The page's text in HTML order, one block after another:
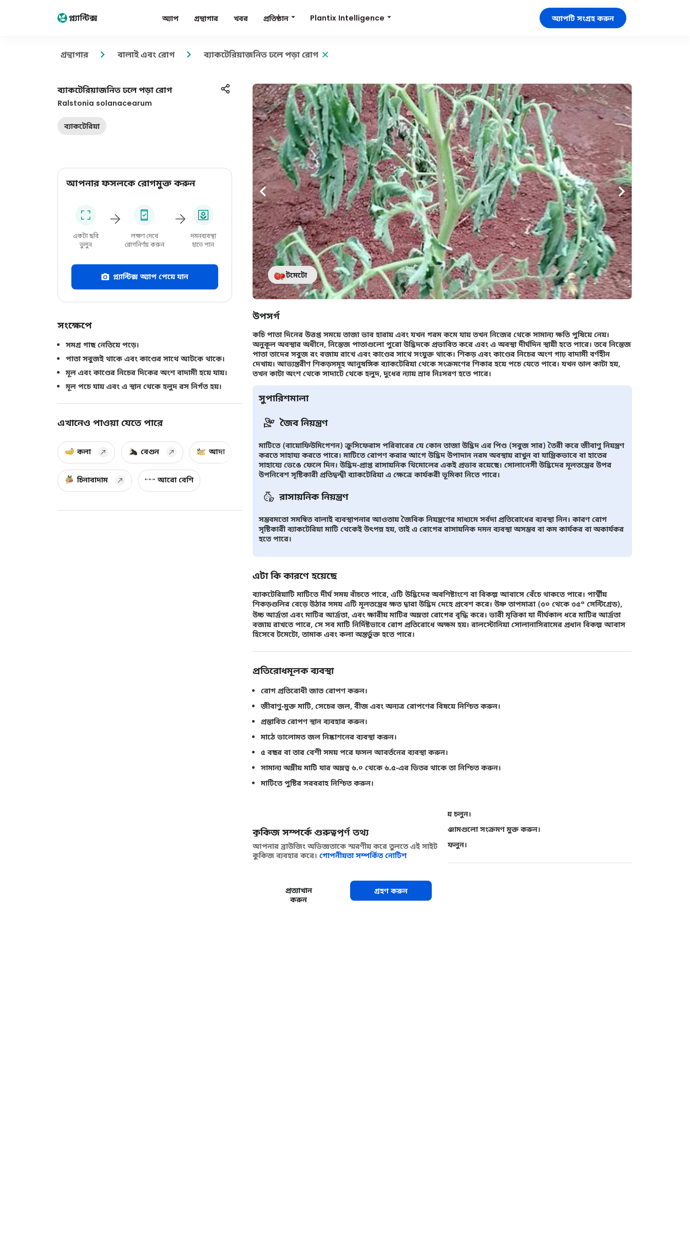
অ্যাপ গ্রন্থাগার খবর প্রতিষ্ঠান Plantix Intelligence অ্যাপটি সংগ্রহ করুন
গ্রন্থাগার বালাই এবং রোগ ব্যাকটেরিয়াজনিত ঢলে পড়া রোগ
ব্যাকটেরিয়াজনিত ঢলে পড়া রোগ
Ralstonia solanacearum
ব্যাকটেরিয়া
আপনার ফসলকে রোগমুক্ত করুন
একটা ছবি
তুলুন
লক্ষণ দেখে
রোগনির্ণয় করুন
দমনব্যবস্থা
হাতে পান
প্ল্যান্টিক্স অ্যাপ পেয়ে যান
সংক্ষেপে
সমগ্র গাছ নেতিয়ে পড়ে।
পাতা সবুজই থাকে এবং কাণ্ডের সাথে আটকে থাকে।
মূল এবং কাণ্ডের নিচের দিকের অংশ বাদামী হয়ে যায়।
মূল পচে যায় এবং এ স্থান থেকে হলুদ রস নির্গত হয়।
এখানেও পাওয়া যেতে পারে
কলা বেগুন আদা
চিনাবাদাম আরো বেশি
টমেটো
উপসর্গ
কচি পাতা দিনের উত্তপ্ত সময়ে তাজা ভাব হারায় এবং যখন গরম কমে যায় তখন নিজের থেকে সামান্য ক্ষতি পুষিয়ে নেয়।
অনুকূল অবস্থার অধীনে, নিস্তেজ পাতাগুলো পুরো উদ্ভিদকে প্রভাবিত করে এবং এ অবস্থা দীর্ঘদিন স্থায়ী হতে পারে। তবে নিস্তেজ
পাতা তাদের সবুজ রং বজায় রাখে এবং কাণ্ডের সাথে সংযুক্ত থাকে। শিকড় এবং কাণ্ডের নিচের অংশ গাঢ় বাদামী বর্ণহীন
দেখায়। আভ্যন্তরীণ শিকড়সমূহ আনুষঙ্গিক ব্যাকটেরিয়া থেকে সংক্রমণের শিকার হয়ে পচে যেতে পারে। যখন ডাল কাটা হয়,
তখন কাটা অংশ থেকে সাদাটে থেকে হলুদ, দুধের ন্যায় স্রাব নিঃসরণ হতে পারে।
সুপারিশমালা
জৈব নিয়ন্ত্রণ
মাটিতে (বায়োফিউমিগেশন) ক্রুসিফেরাস পরিবারের যে কোন তাজা উদ্ভিদ এর পিণ্ড (সবুজ সার) তৈরী করে জীবাণু নিয়ন্ত্রণ
করতে সাহায্য করতে পারে। মাটিতে রোপণ করার আগে উদ্ভিদ উপাদান নরম অবস্থায় রাখুন বা যান্ত্রিকভাবে বা হাতের
সাহায্যে ভেঙে ফেলে দিন। উদ্ভিদ-প্রাপ্ত রাসায়নিক থিমোলের একই প্রভাব রয়েছে। সোলানেসী উদ্ভিদের মূলতন্ত্রের উপর
উপনিবেশ সৃষ্টিকারী প্রতিদ্বন্দ্বী ব্যাকটেরিয়া এ ক্ষেত্রে কার্যকরী ভূমিকা নিতে পারে।
রাসায়নিক নিয়ন্ত্রণ
সম্ভবমতো সমন্বিত বালাই ব্যবস্থাপনার আওতায় জৈবিক নিয়ন্ত্রণের মাধ্যমে সর্বদা প্রতিরোধের ব্যবস্থা নিন। কারণ রোগ
সৃষ্টিকারী ব্যাকটেরিয়া মাটি থেকেই উৎপন্ন হয়, তাই এ রোগের রাসায়নিক দমন ব্যবস্থা অসম্ভব বা কম কার্যকর বা অকার্যকর
হতে পারে।
এটা কি কারণে হয়েছে
ব্যাকটেরিয়াটি মাটিতে দীর্ঘ সময় বাঁচতে পারে, এটি উদ্ভিদের অবশিষ্টাংশে বা বিকল্প আবাসে বেঁচে থাকতে পারে। পার্শ্বীয়
শিকড়গুলির বেড়ে উঠার সময় এটি মূলতন্ত্রের ক্ষত দ্বারা উদ্ভিদ দেহে প্রবেশ করে। উষ্ণ তাপমাত্রা (৩০ থেকে ৩৫° সেন্টিগ্রেড),
উচ্চ আর্দ্রতা এবং মাটির আর্দ্রতা, এবং ক্ষারীয় মাটির অম্লতা রোগের বৃদ্ধি করে। ভারী মৃত্তিকা যা দীর্ঘকাল ধরে মাটির আর্দ্রতা
বজায় রাখতে পারে, সে সব মাটি নির্দিষ্টভাবে রোগ প্রতিরোধে অক্ষম হয়। রালস্টোনিয়া সোলানাসিরামের প্রধান বিকল্প আবাস
হিসেবে টমেটো, তামাক এবং কলা অন্তর্ভুক্ত হতে পারে।
প্রতিরোধমূলক ব্যবস্থা
রোগ প্রতিরোধী জাত রোপণ করুন।
জীবাণু-মুক্ত মাটি, সেচের জল, বীজ এবং অন্যত্র রোপণের বিষয়ে নিশ্চিত করুন।
প্রস্তাবিত রোপণ স্থান ব্যবহার করুন।
মাঠে ভালোমত জল নিষ্কাশনের ব্যবস্থা করুন।
৫ বছর বা তার বেশী সময় পরে ফসল আবর্তনের ব্যবস্থা করুন।
সামান্য অম্লীয় মাটি যার অম্লত্ব ৬.০ থেকে ৬.৫-এর ভিতর থাকে তা নিশ্চিত করুন।
মাটিতে পুষ্টির সরবরাহ নিশ্চিত করুন।
দূষিত থেকে অদূষিত মাটিতে চাষের সরঞ্জাম হস্তান্তর করা এড়িয়ে চলুন।
পরবর্তীতে মাঠে কাজ করার পূর্বে ব্লিচ (জীবানুনাশক) দিয়ে সরঞ্জামগুলো সংক্রমণ মুক্ত করুন।
সব সংক্রমিত উদ্ভিদ এবং অবশিষ্টাংশগুলো পুড়িয়ে ধ্বংস করে ফেলুন।
কুকিজ সম্পর্কে গুরুত্বপূর্ণ তথ্য
আপনার ব্রাউজিং অভিজ্ঞতাকে স্মরণীয় করে তুলতে এই সাইট
কুকিজ ব্যবহার করে। গোপনীয়তা সম্পর্কিত নোটিশ
প্রত্যাখান
করুন
গ্রহণ করুন